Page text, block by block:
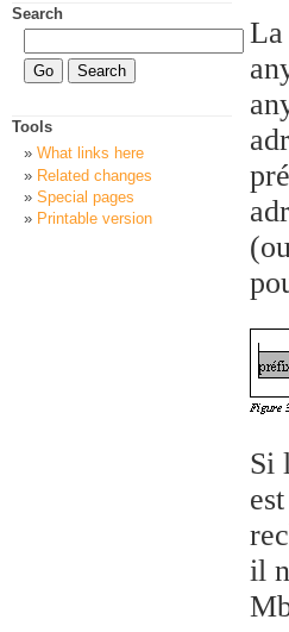
La
Si
il
Search
Tools
What links here
Related changes
Special pages
Printable version